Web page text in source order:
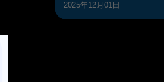
2025年12月01日